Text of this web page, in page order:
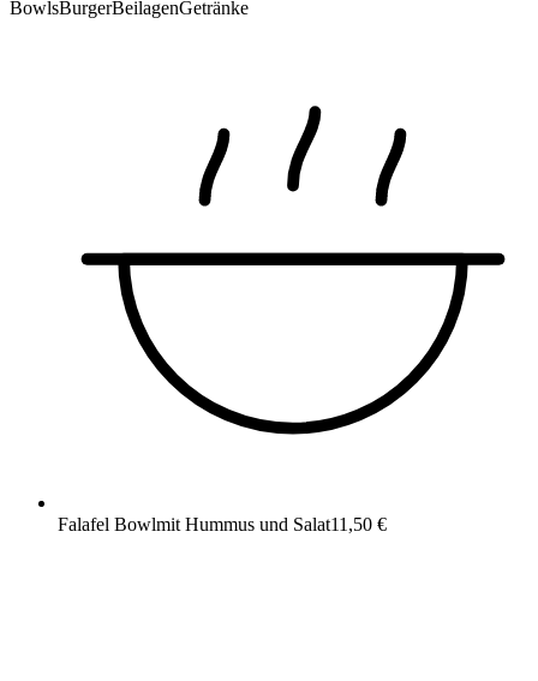
BowlsBurgerBeilagenGetränke
Falafel Bowlmit Hummus und Salat11,50 €